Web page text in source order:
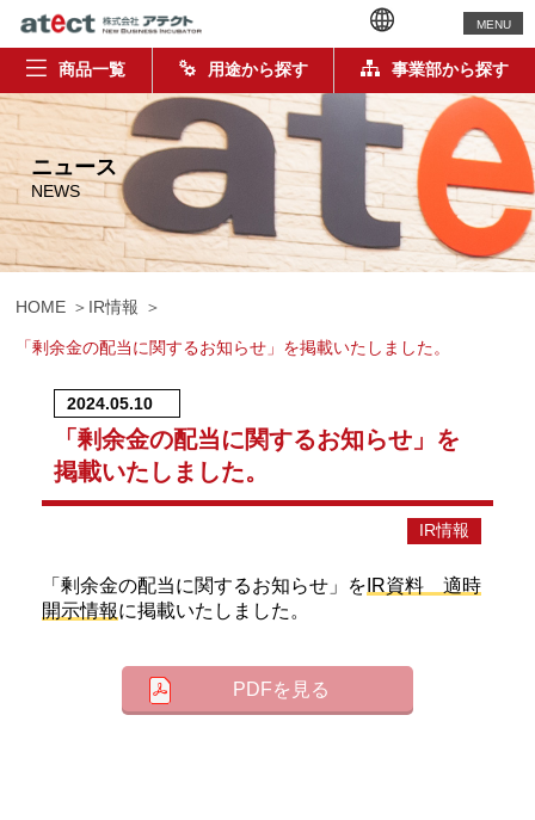
MENU
商品一覧 用途から探す 事業部から探す
ニュース
NEWS
HOME IR情報
「剰余金の配当に関するお知らせ」を掲載いたしました。
2024.05.10
「剰余金の配当に関するお知らせ」を
掲載いたしました。
IR情報
「剰余金の配当に関するお知らせ」を IR資料 適時
開示情報に掲載いたしました。
PDFを見る